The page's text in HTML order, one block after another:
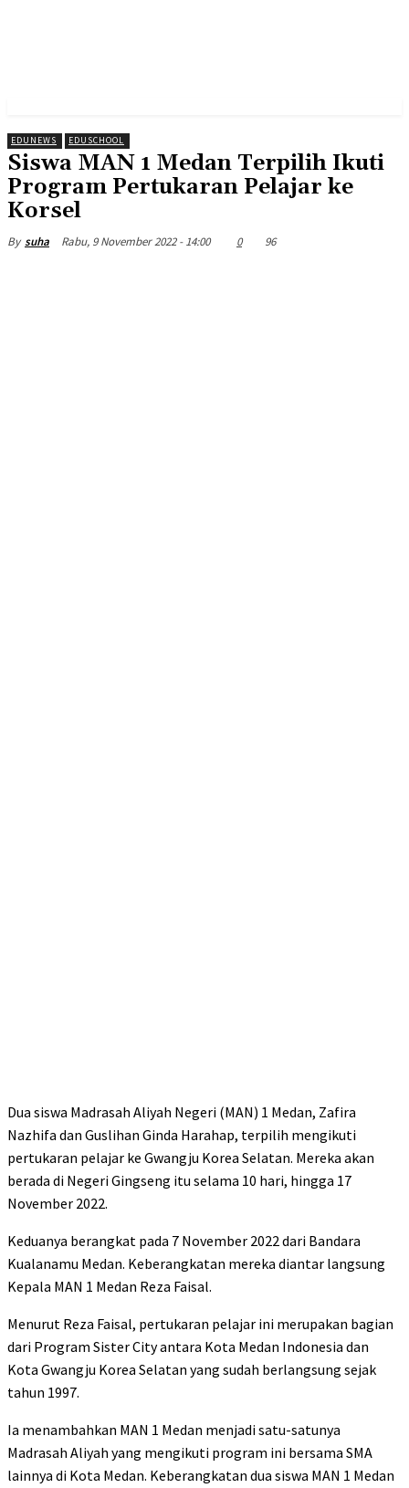
EDUNEWS EDUSCHOOL
Siswa MAN 1 Medan Terpilih Ikuti
Program Pertukaran Pelajar ke
Korsel
By suha Rabu, 9 November 2022 - 14:00 0 96
Dua siswa Madrasah Aliyah Negeri (MAN) 1 Medan, Zafira
Nazhifa dan Guslihan Ginda Harahap, terpilih mengikuti
pertukaran pelajar ke Gwangju Korea Selatan. Mereka akan
berada di Negeri Gingseng itu selama 10 hari, hingga 17
November 2022.
Keduanya berangkat pada 7 November 2022 dari Bandara
Kualanamu Medan. Keberangkatan mereka diantar langsung
Kepala MAN 1 Medan Reza Faisal.
Menurut Reza Faisal, pertukaran pelajar ini merupakan bagian
dari Program Sister City antara Kota Medan Indonesia dan
Kota Gwangju Korea Selatan yang sudah berlangsung sejak
tahun 1997.
Ia menambahkan MAN 1 Medan menjadi satu-satunya
Madrasah Aliyah yang mengikuti program ini bersama SMA
lainnya di Kota Medan. Keberangkatan dua siswa MAN 1 Medan